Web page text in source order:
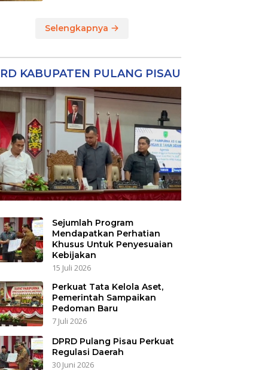
Selengkapnya
KABUPATEN PULANG PISAU
Sejumlah Program
Mendapatkan Perhatian
Khusus Untuk Penyesuaian
Kebijakan
15 Juli 2026
Perkuat Tata Kelola Aset,
Pemerintah Sampaikan
Pedoman Baru
7 Juli 2026
DPRD Pulang Pisau Perkuat
Regulasi Daerah
30 Juni 2026